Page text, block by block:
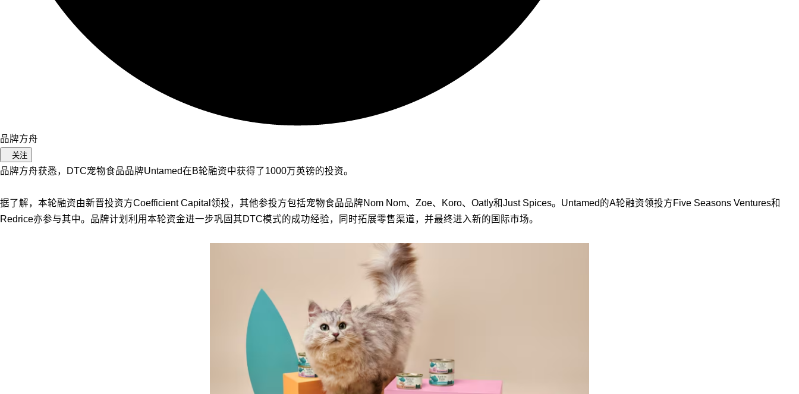
品牌方舟
关注
品牌方舟获悉，DTC宠物食品品牌Untamed在B轮融资中获得了1000万英镑的投资。
据了解，本轮融资由新晋投资方Coefficient Capital领投，其他参投方包括宠物食品品牌Nom Nom、Zoe、Koro、Oatly和Just Spices。Untamed的A轮融资领投方Five Seasons Ventures和
Redrice亦参与其中。品牌计划利用本轮资金进一步巩固其DTC模式的成功经验，同时拓展零售渠道，并最终进入新的国际市场。